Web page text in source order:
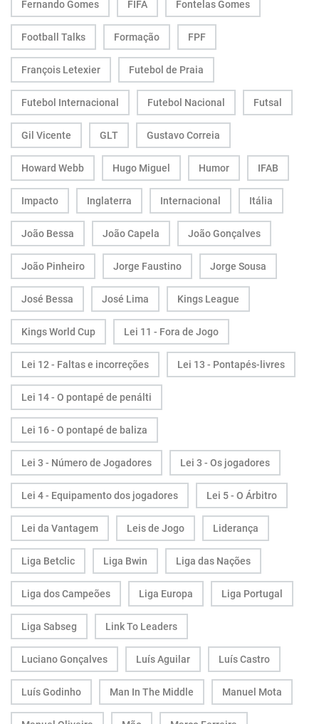
Fernando Gomes FIFA Fontelas Gomes
Football Talks Formação FPF
François Letexier Futebol de Praia
Futebol Internacional Futebol Nacional Futsal
Gil Vicente GLT Gustavo Correia
Howard Webb Hugo Miguel Humor IFAB
Impacto Inglaterra Internacional Itália
João Bessa João Capela João Gonçalves
João Pinheiro Jorge Faustino Jorge Sousa
José Bessa José Lima Kings League
Kings World Cup Lei 11 - Fora de Jogo
Lei 12 - Faltas e incorreções Lei 13 - Pontapés-livres
Lei 14 - O pontapé de penálti
Lei 16 - O pontapé de baliza
Lei 3 - Número de Jogadores Lei 3 - Os jogadores
Lei 4 - Equipamento dos jogadores Lei 5 - O Árbitro
Lei da Vantagem Leis de Jogo Liderança
Liga Betclic Liga Bwin Liga das Nações
Liga dos Campeões Liga Europa Liga Portugal
Liga Sabseg Link To Leaders
Luciano Gonçalves Luís Aguilar Luís Castro
Luís Godinho Man In The Middle Manuel Mota